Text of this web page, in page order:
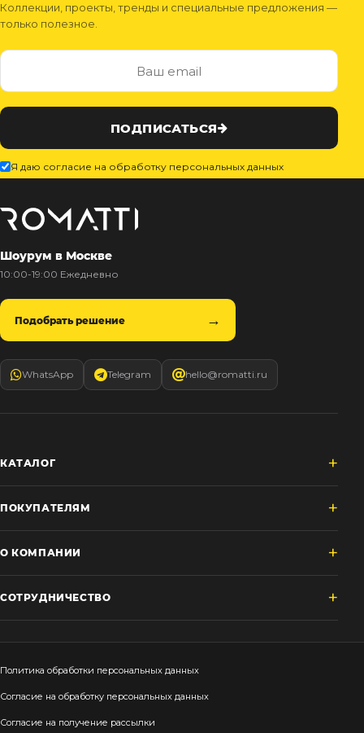
Коллекции, проекты, тренды и специальные предложения —
только полезное.
ПОДПИСАТЬСЯ
Я даю согласие на обработку персональных данных
Шоурум в Москве
10:00-19:00 Ежедневно
Подобрать решение
WhatsApp Telegram hello@romatti.ru
КАТАЛОГ
ПОКУПАТЕЛЯМ
О КОМПАНИИ
СОТРУДНИЧЕСТВО
Политика обработки персональных данных
Согласие на обработку персональных данных
Согласие на получение рассылки